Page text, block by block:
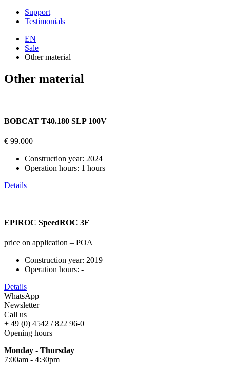
Support
Testimonials
EN
Sale
Other material
Other material
BOBCAT T40.180 SLP 100V
€ 99.000
Construction year: 2024
Operation hours: 1 hours
Details
EPIROC SpeedROC 3F
price on application – POA
Construction year: 2019
Operation hours: -
Details
WhatsApp
Newsletter
Call us
+ 49 (0) 4542 / 822 96-0
Opening hours
Monday - Thursday
7:00am - 4:30pm